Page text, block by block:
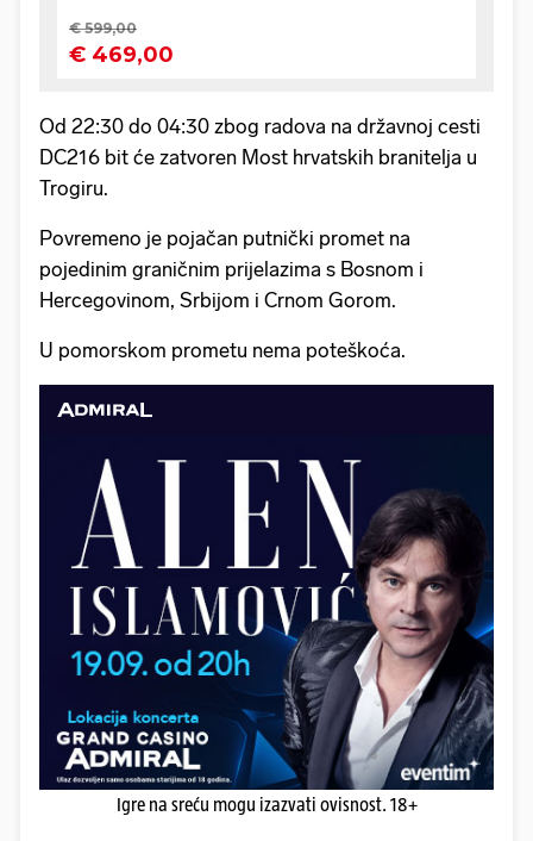
Od 22:30 do 04:30 zbog radova na državnoj cesti
DC216 bit će zatvoren Most hrvatskih branitelja u
Trogiru.
Povremeno je pojačan putnički promet na
pojedinim graničnim prijelazima s Bosnom i
Hercegovinom, Srbijom i Crnom Gorom.
U pomorskom prometu nema poteškoća.
Igre na sreću mogu izazvati ovisnost. 18+